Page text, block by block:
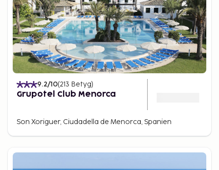
9.2/10(213 Betyg)
Grupotel Club Menorca
Son Xoriguer, Ciudadella de Menorca, Spanien